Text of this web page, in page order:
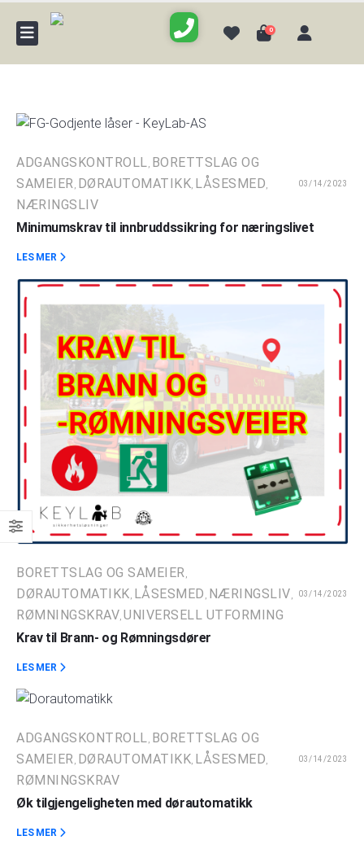
0
ADGANGSKONTROLL BORETTSLAG OG
SAMEIER DØRAUTOMATIKK LÅSESMED
NÆRINGSLIV
03/14/2023
Minimumskrav til innbruddssikring for næringslivet
LES MER
BORETTSLAG OG SAMEIER,
DØRAUTOMATIKK, LÅSESMED , NÆRINGSLIV,
RØMNINGSKRAV, UNIVERSELL UTFORMING
03/14/2023
Krav til Brann- og Rømningsdører
LES MER
ADGANGSKONTROLL, BORETTSLAG OG
SAMEIER, DØRAUTOMATIKK, LÅSESMED,
RØMNINGSKRAV
03/14/2023
Øk tilgjengeligheten med dørautomatikk
LES MER